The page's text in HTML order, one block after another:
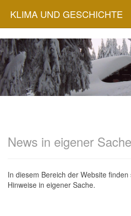
KLIMA UND GESCHICHTE
News in eigener Sache
In diesem Bereich der Website
Hinweise in eigener Sache.